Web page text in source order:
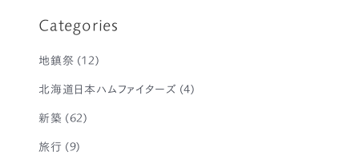
Categories
地鎮祭 (12)
北海道日本ハムファイターズ (4)
新築 (62)
旅行 (9)